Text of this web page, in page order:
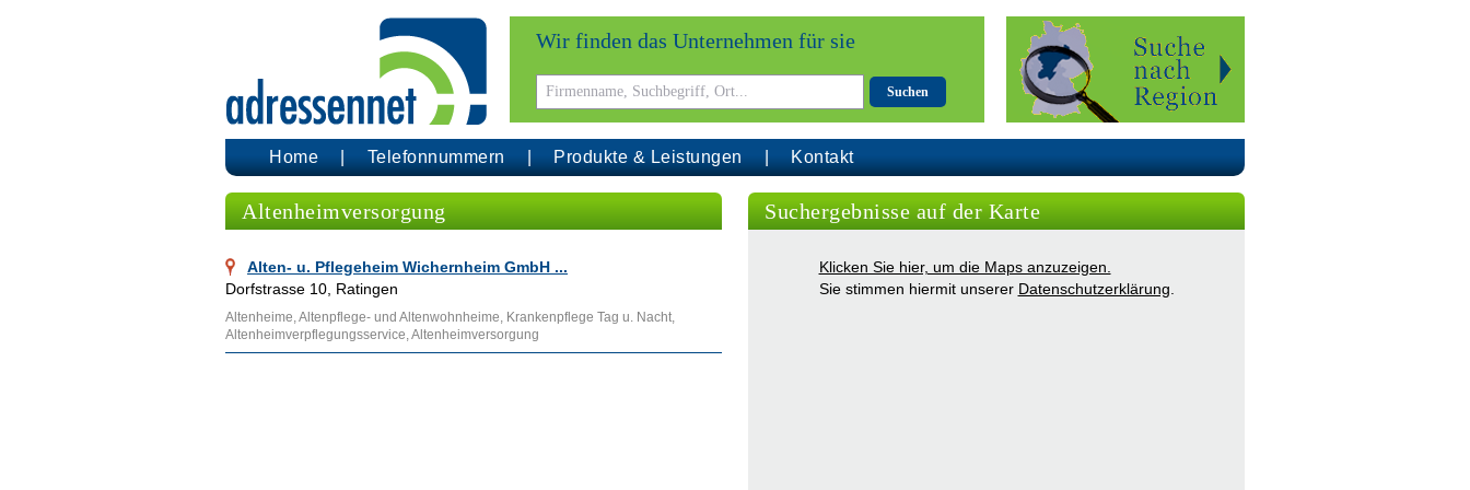
Wir finden das Unternehmen für sie
Suchen
Home Telefonnummern Produkte & Leistungen Kontakt
Altenheimversorgung
Alten- u. Pflegeheim Wichernheim GmbH ...
Dorfstrasse 10, Ratingen
Altenheime, Altenpflege- und Altenwohnheime, Krankenpflege Tag u. Nacht,
Altenheimverpflegungsservice, Altenheimversorgung
Suchergebnisse auf der Karte
Klicken Sie hier, um die Maps anzuzeigen.
Sie stimmen hiermit unserer Datenschutzerklärung